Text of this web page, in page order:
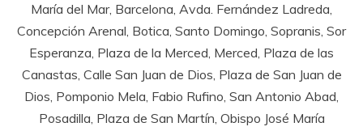
María del Mar, Barcelona, Avda. Fernández Ladreda,
Concepción Arenal, Botica, Santo Domingo, Sopranis, Sor
Esperanza, Plaza de la Merced, Merced, Plaza de las
Canastas, Calle San Juan de Dios, Plaza de San Juan de
Dios, Pomponio Mela, Fabio Rufino, San Antonio Abad,
Posadilla, Plaza de San Martín, Obispo José María